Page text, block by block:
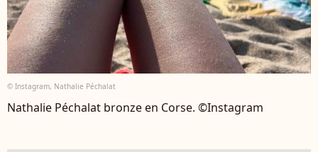
© Instagram, Nathalie Péchalat
Nathalie Péchalat bronze en Corse. ©Instagram